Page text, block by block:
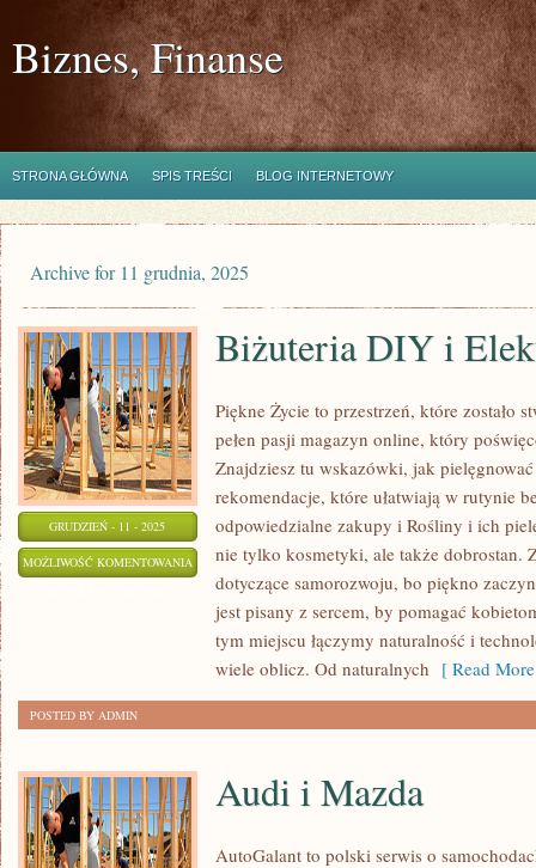
Biznes, Finanse
STRONA GŁÓWNA SPIS TREŚCI BLOG INTERNETOWY
Archive for 11 grudnia, 2025
GRUDZIEŃ - 11 - 2025
MOŻLIWOŚĆ KOMENTOWANIA BIŻUTERIA
ELEKTRONIKA
Biżuteria DIY i
Piękne Życie to przestrzeń, które zostało
pełen pasji magazyn online, który
Znajdziesz tu wskazówki, jak
rekomendacje, które ułatwiają w rutynie
odpowiedzialne zakupy i Rośliny i ich
nie tylko kosmetyki, ale także dobrostan.
dotyczące samorozwoju, bo piękno
jest pisany z sercem, by pomagać
tym miejscu łączymy naturalność i
wiele oblicz. Od naturalnych [ Read
POSTED BY ADMIN
Audi i Mazda
AutoGalant to polski serwis o